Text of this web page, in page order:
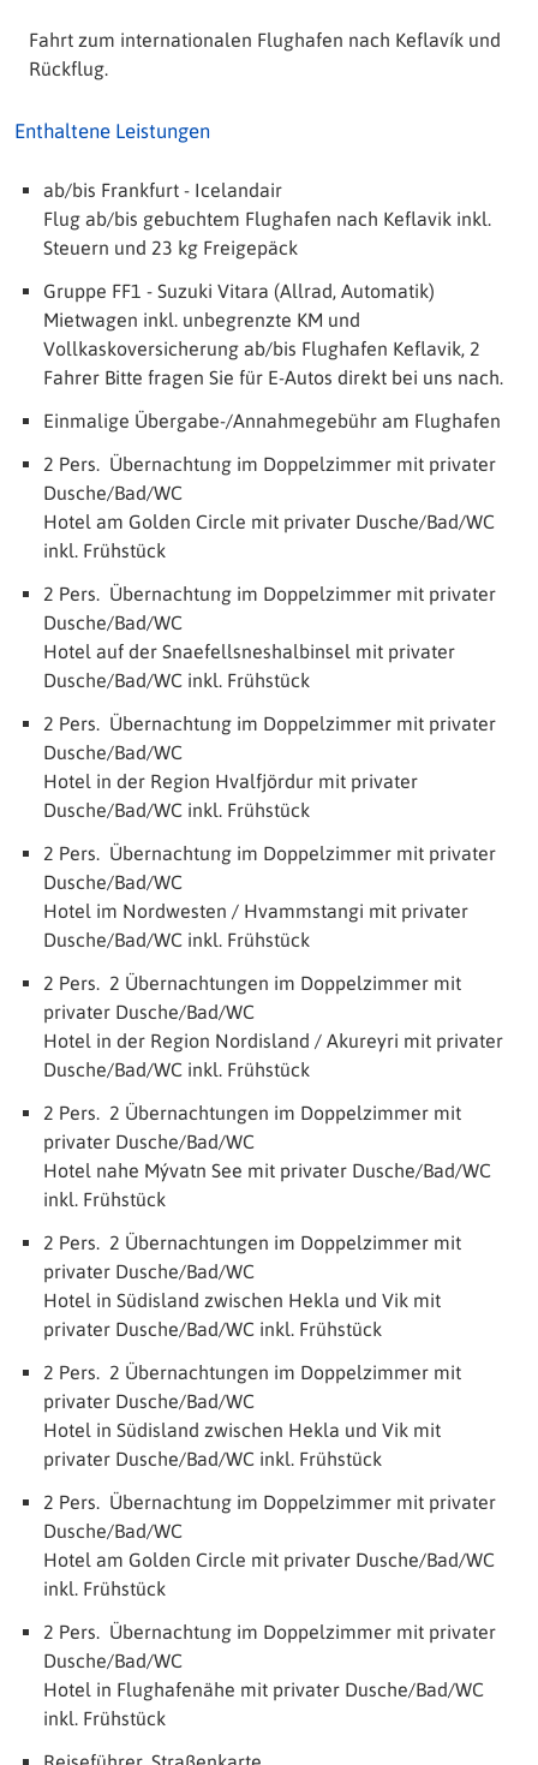
Fahrt zum internationalen Flughafen nach Keflavík und
Rückflug.
Enthaltene Leistungen
ab/bis Frankfurt - Icelandair
Flug ab/bis gebuchtem Flughafen nach Keflavik inkl.
Steuern und 23 kg Freigepäck
Gruppe FF1 - Suzuki Vitara (Allrad, Automatik)
Mietwagen inkl. unbegrenzte KM und
Vollkaskoversicherung ab/bis Flughafen Keflavik, 2
Fahrer Bitte fragen Sie für E-Autos direkt bei uns nach.
Einmalige Übergabe-/Annahmegebühr am Flughafen
2 Pers. Übernachtung im Doppelzimmer mit privater
Dusche/Bad/WC
Hotel am Golden Circle mit privater Dusche/Bad/WC
inkl. Frühstück
2 Pers. Übernachtung im Doppelzimmer mit privater
Dusche/Bad/WC
Hotel auf der Snaefellsneshalbinsel mit privater
Dusche/Bad/WC inkl. Frühstück
2 Pers. Übernachtung im Doppelzimmer mit privater
Dusche/Bad/WC
Hotel in der Region Hvalfjördur mit privater
Dusche/Bad/WC inkl. Frühstück
2 Pers. Übernachtung im Doppelzimmer mit privater
Dusche/Bad/WC
Hotel im Nordwesten / Hvammstangi mit privater
Dusche/Bad/WC inkl. Frühstück
2 Pers. 2 Übernachtungen im Doppelzimmer mit
privater Dusche/Bad/WC
Hotel in der Region Nordisland / Akureyri mit privater
Dusche/Bad/WC inkl. Frühstück
2 Pers. 2 Übernachtungen im Doppelzimmer mit
privater Dusche/Bad/WC
Hotel nahe Mývatn See mit privater Dusche/Bad/WC
inkl. Frühstück
2 Pers. 2 Übernachtungen im Doppelzimmer mit
privater Dusche/Bad/WC
Hotel in Südisland zwischen Hekla und Vik mit
privater Dusche/Bad/WC inkl. Frühstück
2 Pers. 2 Übernachtungen im Doppelzimmer mit
privater Dusche/Bad/WC
Hotel in Südisland zwischen Hekla und Vik mit
privater Dusche/Bad/WC inkl. Frühstück
2 Pers. Übernachtung im Doppelzimmer mit privater
Dusche/Bad/WC
Hotel am Golden Circle mit privater Dusche/Bad/WC
inkl. Frühstück
2 Pers. Übernachtung im Doppelzimmer mit privater
Dusche/Bad/WC
Hotel in Flughafenähe mit privater Dusche/Bad/WC
inkl. Frühstück